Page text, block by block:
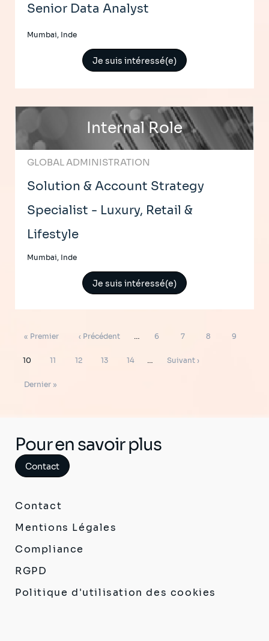
Senior Data Analyst
Mumbai, Inde
Je suis intéressé(e)
Internal Role
GLOBAL ADMINISTRATION
Solution & Account Strategy
Specialist - Luxury, Retail &
Lifestyle
Mumbai, Inde
Je suis intéressé(e)
Pagination
Première
« Premier
Page
‹ Précédent … Page
6 Page
7 Page
8 Page
9
Page
10 Page
11 Page
12 Page
13 Page
14 …
Page
Suivant ›
Dernière
Dernier »
Pour en savoir plus
Contact
Contact
Mentions Légales
Compliance
RGPD
Politique d'utilisation des cookies